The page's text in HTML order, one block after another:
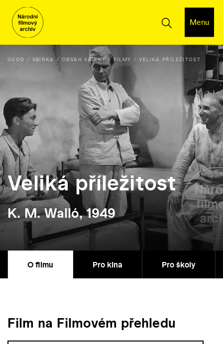
Menu
ÚVOD SBÍRKA OBSAH SBÍRKY FILMY VELIKÁ PŘÍLEŽITOST
Veliká příležitost
K. M. Walló, 1949
O filmu Pro kina Pro školy
Film na Filmovém přehledu